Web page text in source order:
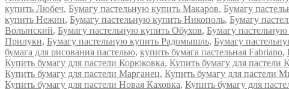
купить Любеч, Бумагу пастельную купить Макаров, Бумагу
купить Нежин, Бумагу пастельную купить Никополь, Бумагу
Волынский, Бумагу пастельную купить Обухов, Бумагу
Прилуки, Бумагу пастельную купить Радомышль, Бумагу
бумага для рисования пастелью, купить бумага пастельная Fabriano,
Купить бумагу для пастели Корюковка, Купить бумагу для пастели
Купить бумагу для пастели Марганец, Купить бумагу для пастели
Купить бумагу для пастели Новая Каховка, Купить бумагу для